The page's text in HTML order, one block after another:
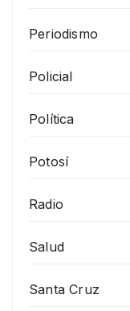
Periodismo
Policial
Política
Potosí
Radio
Salud
Santa Cruz